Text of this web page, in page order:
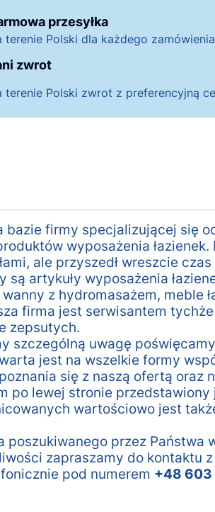
przesyłka
terenie Polski dla każdego
zwrot
terenie Polski zwrot z preferencyjną
bazie firmy specjalizującej się
wyposażenia
ale przyszedł wreszcie czas
są artykuły wyposażenia
z hydromasażem, meble
firma jest serwisantem
zepsutych.
szczególną uwagę
jest na wszelkie formy
się z naszą ofertą oraz
po lewej stronie
wartościowo jest
przez Państwa
zapraszamy do kontaktu
pod numerem +48